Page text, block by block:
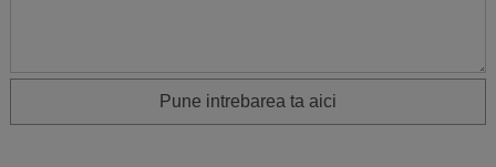
Pune intrebarea ta aici